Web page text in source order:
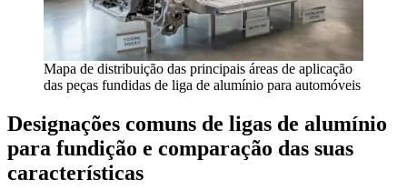
Mapa de distribuição das principais áreas de aplicação
das peças fundidas de liga de alumínio para automóveis
Designações comuns de ligas de alumínio
para fundição e comparação das suas
características